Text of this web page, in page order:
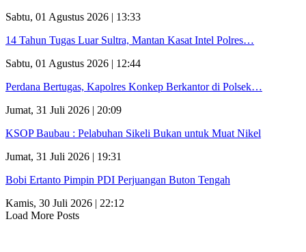
Sabtu, 01 Agustus 2026 | 13:33
14 Tahun Tugas Luar Sultra, Mantan Kasat Intel Polres…
Sabtu, 01 Agustus 2026 | 12:44
Perdana Bertugas, Kapolres Konkep Berkantor di Polsek…
Jumat, 31 Juli 2026 | 20:09
KSOP Baubau : Pelabuhan Sikeli Bukan untuk Muat Nikel
Jumat, 31 Juli 2026 | 19:31
Bobi Ertanto Pimpin PDI Perjuangan Buton Tengah
Kamis, 30 Juli 2026 | 22:12
Load More Posts